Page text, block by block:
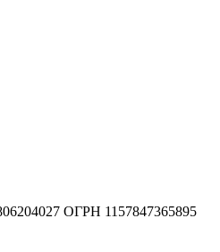
ОГРН 1157847365895